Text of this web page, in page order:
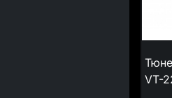
VT-